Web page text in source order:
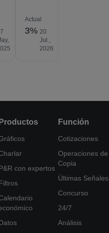
Actual
3% 20
Jul.,
2026
Productos
con expertos
Función
Cotizaciones
Operaciones de
Copia
Últimas Señales
Concurso
24/7
Análisis